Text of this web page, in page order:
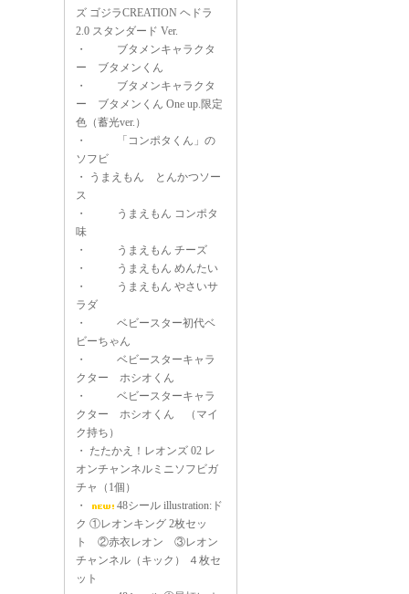
ズ ゴジラCREATION ヘドラ
2.0 スタンダード Ver.
・
ブタメンキャラクタ
ー ブタメンくん
・
ブタメンキャラクタ
ー ブタメンくん One up.限定
色（蓄光ver.）
・
「コンポタくん」の
ソフビ
・
うまえもん とんかつソー
ス
・
うまえもん コンポタ
味
・
うまえもん チーズ
・
うまえもん めんたい
・
うまえもん やさいサ
ラダ
・
ベビースター初代ベ
ビーちゃん
・
ベビースターキャラ
クター ホシオくん
・
ベビースターキャラ
クター ホシオくん （マイ
ク持ち）
・ たたかえ！レオンズ 02 レ
オンチャンネルミニソフビガ
チャ（1個）
・
48シール illustration:ド
ク ①レオンキング 2枚セッ
ト ②赤衣レオン ③レオン
チャンネル（キック） ４枚セ
ット